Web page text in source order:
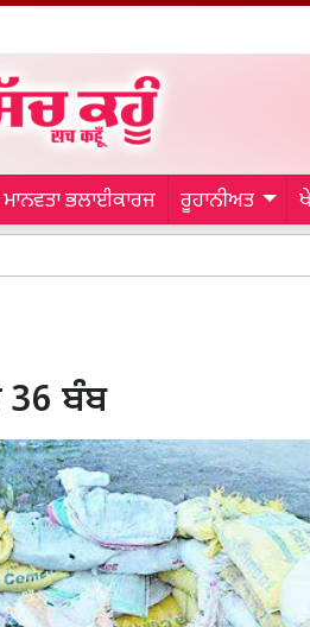
ਮਾਨਵਤਾ ਭਲਾਈਕਾਰਜ ਰੂਹਾਨੀਅਤ
36 ਬੰਬ